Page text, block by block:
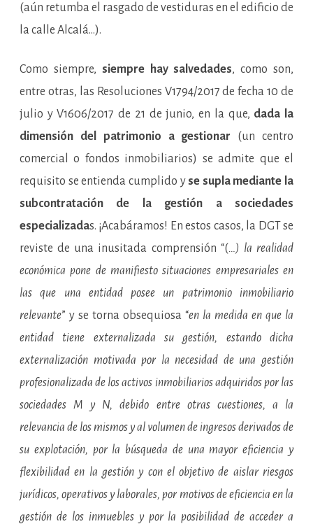
(aún retumba el rasgado de vestiduras en el edificio de
la calle Alcalá…).
Como siempre, siempre hay salvedades, como son,
entre otras, las Resoluciones V1794/2017 de fecha 10 de
julio y V1606/2017 de 21 de junio, en la que, dada la
dimensión del patrimonio a gestionar (un centro
comercial o fondos inmobiliarios) se admite que el
requisito se entienda cumplido y se supla mediante la
subcontratación de la gestión a sociedades
especializadas. ¡Acabáramos! En estos casos, la DGT se
reviste de una inusitada comprensión “(…) la realidad
económica pone de manifiesto situaciones empresariales en
las que una entidad posee un patrimonio inmobiliario
relevante” y se torna obsequiosa “en la medida en que la
entidad tiene externalizada su gestión, estando dicha
externalización motivada por la necesidad de una gestión
profesionalizada de los activos inmobiliarios adquiridos por las
sociedades M y N, debido entre otras cuestiones, a la
relevancia de los mismos y al volumen de ingresos derivados de
su explotación, por la búsqueda de una mayor eficiencia y
flexibilidad en la gestión y con el objetivo de aislar riesgos
jurídicos, operativos y laborales, por motivos de eficiencia en la
gestión de los inmuebles y por la posibilidad de acceder a